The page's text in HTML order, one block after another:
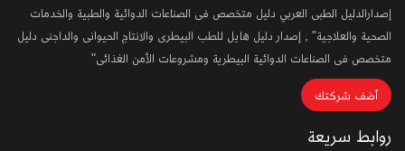
إصدارالدليل الطبى العربي دليل متخصص فى الصناعات الدوائية والطبية والخدمات
الصحية والعلاجية" , إصدار دليل هايل للطب البيطرى والانتاج الحيوانى والداجنى دليل
متخصص فى الصناعات الدوائية البيطرية ومشروعات الأمن الغذائى"
أضف شركتك
روابط سريعة